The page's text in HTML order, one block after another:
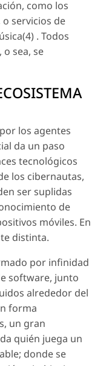
como los
servicios de
. Todos
sea, se
los agentes
da un paso
tecnológicos
los cibernautas,
ser suplidas
de
móviles. En
distinta.
por infinidad
software, junto
alrededor del
forma
un gran
quién juega un
donde se